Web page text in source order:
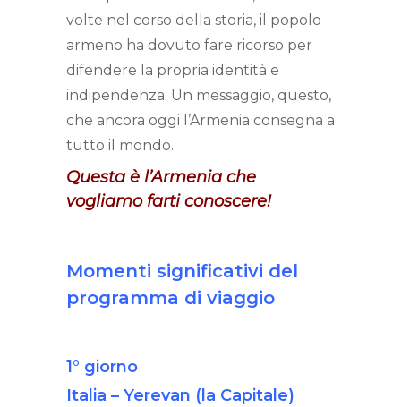
volte nel corso della storia, il popolo
armeno ha dovuto fare ricorso per
difendere la propria identità e
indipendenza. Un messaggio, questo,
che ancora oggi l’Armenia consegna a
tutto il mondo.
Questa è l’Armenia che
vogliamo farti conoscere!
Momenti significativi del
programma di viaggio
1° giorno
Italia – Yerevan (la Capitale)